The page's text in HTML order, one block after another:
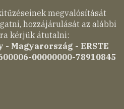
megvalósítását
hozzájárulását az alábbi
kérjük átutalni:
Magyarország - ERSTE
00000000-78910845